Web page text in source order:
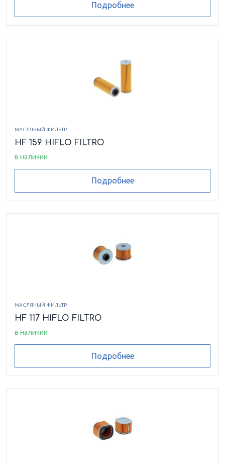
Подробнее
МАСЛЯНЫЙ ФИЛЬТР
HF 159 HIFLO FILTRO
в наличии
Подробнее
МАСЛЯНЫЙ ФИЛЬТР
HF 117 HIFLO FILTRO
в наличии
Подробнее